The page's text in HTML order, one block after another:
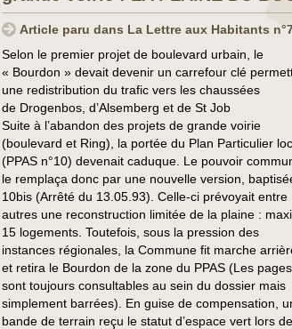
Article paru dans La Lettre aux Habitants
Selon le premier projet de boulevard urbain, le
« Bourdon » devait devenir un carrefour clé
une redistribution du trafic vers les chaussées
de Drogenbos, d’Alsemberg et de St Job
Suite à l’abandon des projets de grande voirie
(boulevard et Ring), la portée du Plan Particulier
(PPAS n°10) devenait caduque. Le pouvoir
le remplaça donc par une nouvelle version,
10bis (Arrêté du 13.05.93). Celle-ci prévoyait entre
autres une reconstruction limitée de la plaine :
15 logements. Toutefois, sous la pression des
instances régionales, la Commune fit marche
et retira le Bourdon de la zone du PPAS (Les pages
sont toujours consultables au sein du dossier mais
simplement barrées). En guise de compensation,
bande de terrain reçu le statut d’espace vert lors de